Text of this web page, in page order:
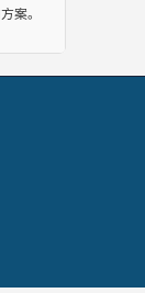
案。